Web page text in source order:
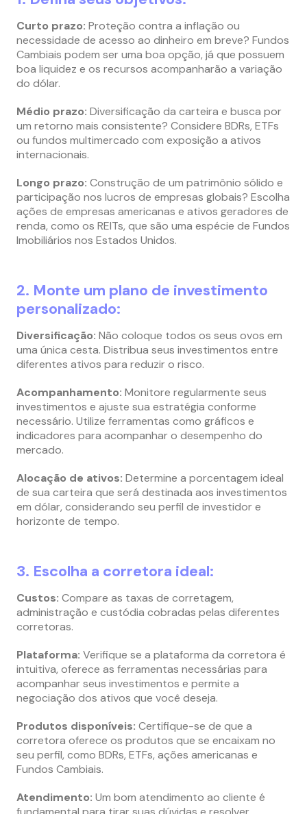
Curto prazo: Proteção contra a inflação ou
necessidade de acesso ao dinheiro em breve? Fundos
Cambiais podem ser uma boa opção, já que possuem
boa liquidez e os recursos acompanharão a variação
do dólar.
Médio prazo: Diversificação da carteira e busca por
um retorno mais consistente? Considere BDRs, ETFs
ou fundos multimercado com exposição a ativos
internacionais.
Longo prazo: Construção de um patrimônio sólido e
participação nos lucros de empresas globais? Escolha
ações de empresas americanas e ativos geradores de
renda, como os REITs, que são uma espécie de Fundos
Imobiliários nos Estados Unidos.
2. Monte um plano de investimento
personalizado:
Diversificação: Não coloque todos os seus ovos em
uma única cesta. Distribua seus investimentos entre
diferentes ativos para reduzir o risco.
Acompanhamento: Monitore regularmente seus
investimentos e ajuste sua estratégia conforme
necessário. Utilize ferramentas como gráficos e
indicadores para acompanhar o desempenho do
mercado.
Alocação de ativos: Determine a porcentagem ideal
de sua carteira que será destinada aos investimentos
em dólar, considerando seu perfil de investidor e
horizonte de tempo.
3. Escolha a corretora ideal:
Custos: Compare as taxas de corretagem,
administração e custódia cobradas pelas diferentes
corretoras.
Plataforma: Verifique se a plataforma da corretora é
intuitiva, oferece as ferramentas necessárias para
acompanhar seus investimentos e permite a
negociação dos ativos que você deseja.
Produtos disponíveis: Certifique-se de que a
corretora oferece os produtos que se encaixam no
seu perfil, como BDRs, ETFs, ações americanas e
Fundos Cambiais.
Atendimento: Um bom atendimento ao cliente é